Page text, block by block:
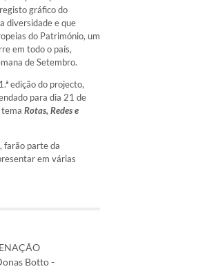
gráfico do
diversidade e que
do Património, um
em todo o país,
de Setembro.
edição do projecto,
para dia 21 de
tema Rotas, Redes e
farão parte da
em várias
Botto -